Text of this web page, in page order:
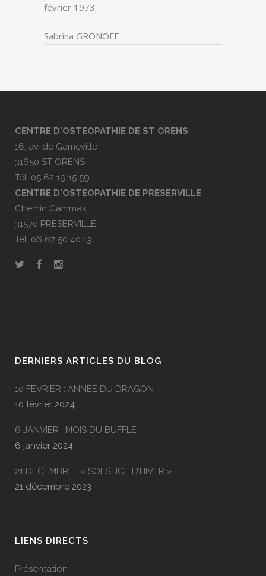
février 1973.
Sabrina GRONOFF
CENTRE D'OSTEOPATHIE DE ST ORENS
16, av. de Gameville
31650 ST ORENS
Tél: 05 62 19 15 59
CENTRE D'OSTEOPATHIE DE PRESERVILLE
Chemin Cammas
31570 PRESERVILLE
Tél: 06 67 50 40 13
DERNIERS ARTICLES DU BLOG
10 FEVRIER : ANNEE DU DRAGON
10 février 2024
6 JANVIER : MOIS DU BUFFLE
6 janvier 2024
21 DECEMBRE : « SOLSTICE D’HIVER »
21 décembre 2023
LIENS DIRECTS
Présentation